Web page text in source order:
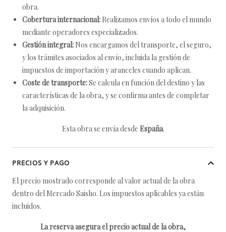
obra.
Cobertura internacional: Realizamos envíos a todo el mundo
mediante operadores especializados.
Gestión integral: Nos encargamos del transporte, el seguro,
y los trámites asociados al envío, incluida la gestión de
impuestos de importación y aranceles cuando aplican.
Coste de transporte:Se calcula en función del destino y las
características de la obra, y se confirma antes de completar
la adquisición.
Esta obra se envía desde España.
PRECIOS Y PAGO
El precio mostrado corresponde al valor actual de la obra
dentro del Mercado Saisho. Los impuestos aplicables ya están
incluidos.
La reserva asegura el precio actual de la obra,